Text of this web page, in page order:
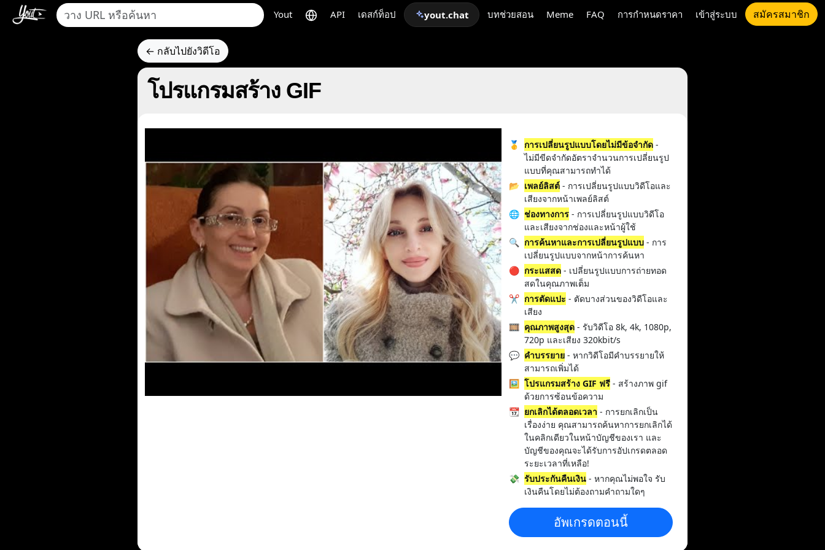
Yout API เดสก์ท็อป yout.chat บทช่วยสอน Meme FAQ การกำหนดราคา เข้าสู่ระบบ สมัครสมาชิก
← กลับไปยังวิดีโอ
โปรแกรมสร้าง GIF
🥇 การเปลี่ยนรูปแบบโดยไม่มีข้อจำกัด -
ไม่มีขีดจำกัดอัตราจำนวนการเปลี่ยนรูป
แบบที่คุณสามารถทำได้
📂 เพลย์ลิสต์ - การเปลี่ยนรูปแบบวิดีโอและ
เสียงจากหน้าเพลย์ลิสต์
🌐 ช่องทางการ - การเปลี่ยนรูปแบบวิดีโอ
และเสียงจากช่องและหน้าผู้ใช้
🔍 การค้นหาและการเปลี่ยนรูปแบบ - การ
เปลี่ยนรูปแบบจากหน้าการค้นหา
🔴 กระแสสด - เปลี่ยนรูปแบบการถ่ายทอด
สดในคุณภาพเต็ม
✂️ การตัดแปะ - ตัดบางส่วนของวิดีโอและ
เสียง
🎞️ คุณภาพสูงสุด - รับวิดีโอ 8k, 4k, 1080p,
720p และเสียง 320kbit/s
💬 คำบรรยาย - หากวิดีโอมีคำบรรยายให้
สามารถเพิ่มได้
🖼️ โปรแกรมสร้าง GIF ฟรี - สร้างภาพ gif
ด้วยการซ้อนข้อความ
📆 ยกเลิกได้ตลอดเวลา - การยกเลิกเป็น
เรื่องง่าย คุณสามารถค้นหาการยกเลิกได้
ในคลิกเดียวในหน้าบัญชีของเรา และ
บัญชีของคุณจะได้รับการอัปเกรดตลอด
ระยะเวลาที่เหลือ!
💸 รับประกันคืนเงิน - หากคุณไม่พอใจ รับ
เงินคืนโดยไม่ต้องถามคำถามใดๆ
อัพเกรดตอนนี้